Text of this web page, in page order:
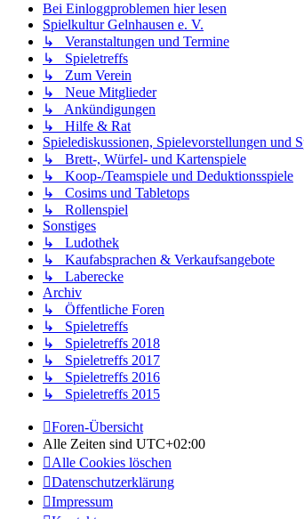
Bei Einloggproblemen hier lesen
Spielkultur Gelnhausen e. V.
↳ Veranstaltungen und Termine
↳ Spieletreffs
↳ Zum Verein
↳ Neue Mitglieder
↳ Ankündigungen
↳ Hilfe & Rat
Spielediskussionen, Spielevorstellungen und
↳ Brett-, Würfel- und Kartenspiele
↳ Koop-/Teamspiele und Deduktionsspiele
↳ Cosims und Tabletops
↳ Rollenspiel
Sonstiges
↳ Ludothek
↳ Kaufabsprachen & Verkaufsangebote
↳ Laberecke
Archiv
↳ Öffentliche Foren
↳ Spieletreffs
↳ Spieletreffs 2018
↳ Spieletreffs 2017
↳ Spieletreffs 2016
↳ Spieletreffs 2015
Foren-Übersicht
Alle Zeiten sind UTC+02:00
Alle Cookies löschen
Datenschutzerklärung
Impressum